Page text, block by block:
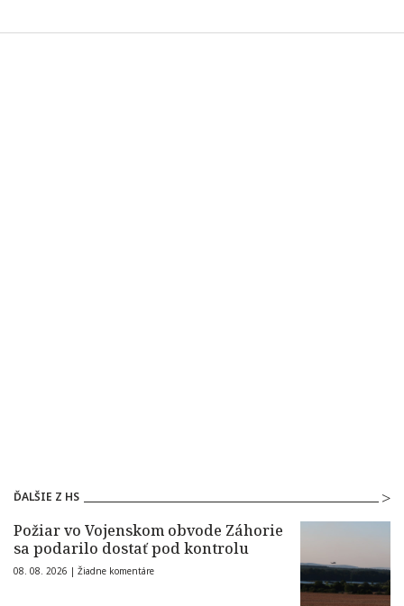
ĎALŠIE Z HS
Požiar vo Vojenskom obvode Záhorie
sa podarilo dostať pod kontrolu
08. 08. 2026 | Žiadne komentáre